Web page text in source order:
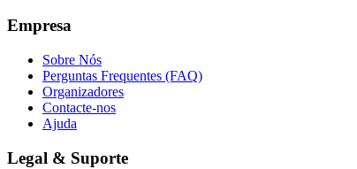
Empresa
Sobre Nós
Perguntas Frequentes (FAQ)
Organizadores
Contacte-nos
Ajuda
Legal & Suporte